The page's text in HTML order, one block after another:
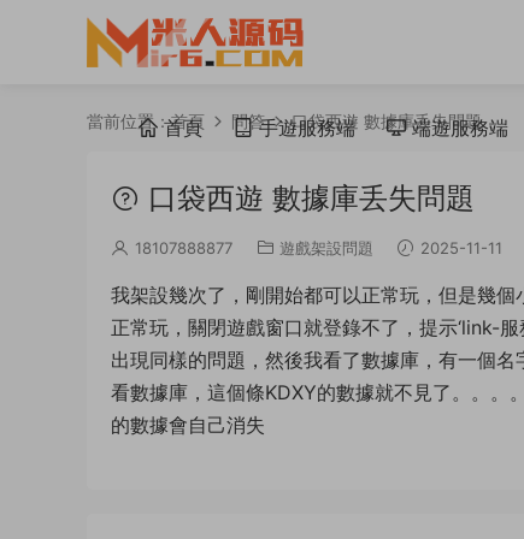
首頁 手遊服務端 端遊服務端
當前位置：首頁 問答 口袋西遊 數據庫丢失問題
口袋西遊 數據庫丢失問題
18107888877 遊戲架設問題 2025-11-11
我架設幾次了，剛開始都可以正常玩，但是幾
正常玩，關閉遊戲窗口就登錄不了，提示‘link-
出現同樣的問題，然後我看了數據庫，有一個
看數據庫，這個條KDXY的數據就不見了。。。
的數據會自己消失